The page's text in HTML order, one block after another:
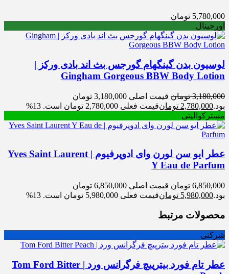
5,780,000 تومان
اورجینال
لوسیون بدن گینگهام گورجس بث اند بادی ورکز |
Gingham Gorgeous BBW Body Lotion
3,180,000 تومان
قیمت اصلی 3,180,000 تومان
بود.2,780,000 تومانقیمت فعلی 2,780,000 تومان است.
13%
مسترکوالیتی
عطر ایو سن لورن وای ادوپرفیوم | Yves Saint Laurent
Y Eau de Parfum
6,850,000 تومان
قیمت اصلی 6,850,000 تومان
بود.5,980,000 تومانقیمت فعلی 5,980,000 تومان است. 13%
محصولات مرتبط
شرکتی
عطر تام فورد بیترپیچ فرگرانس ورد | Tom Ford Bitter